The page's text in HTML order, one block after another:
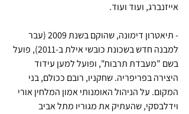
אייזנברג, ועוד ועוד.
- תיאטרון דימונה, שהוקם בשנת 2009 (עבר
למבנה חדש בשכונת כובשי אילת ב-2011), פועל
בשם "מעבדת תרבות", ופועל למען עידוד
היצירה בפריפריה. שחקניו, רובם ככולם, בני
המקום. על הניהול האומנותי אמון המלחין אורי
וידלבסקי, שהעתיק את מגוריו מתל אביב